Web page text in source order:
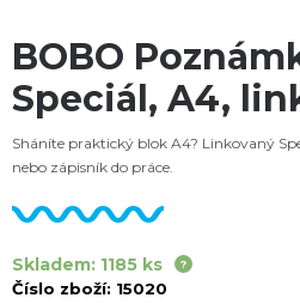
BOBO
Speciál, A4,
Sháníte praktický blok A4? Linkovaný
nebo zápisník do práce.
Skladem: 1185 ks
Číslo zboží: 15020